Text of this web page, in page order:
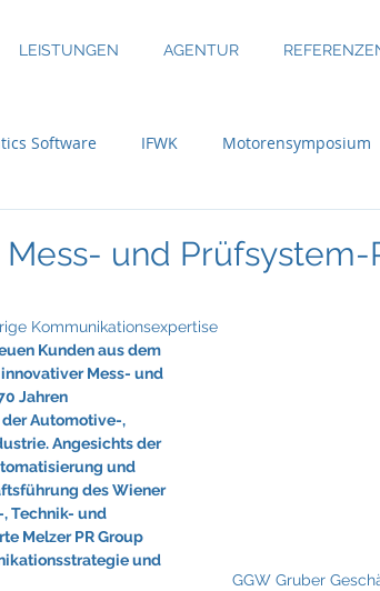
LEISTUNGEN AGENTUR
Software IFWK Motorensymposium
Bossard BRP-Rotax
Global Investors
Frigologo
und Prüfsystem-
Kommunikationsexpertise
GGW Gruber
Kunden aus dem
Mess- und
Jahren
Automotive-,
Angesichts der
und
des Wiener
Technik- und
Melzer PR Group
und